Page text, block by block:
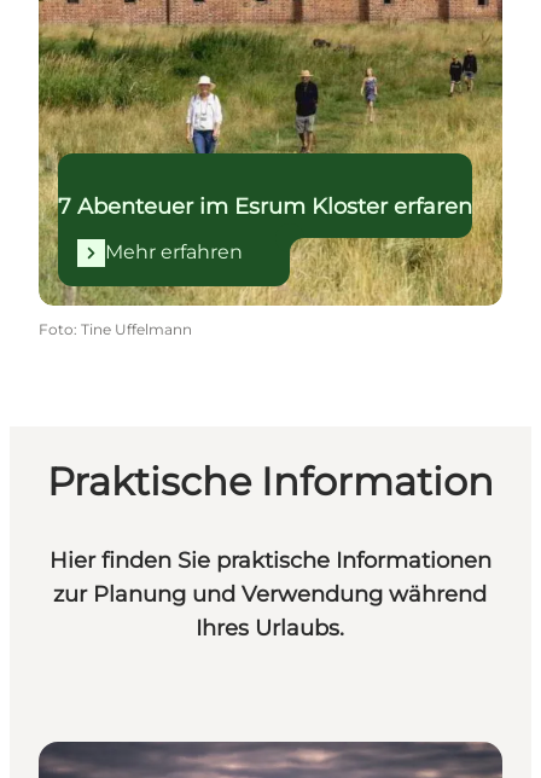
7 Abenteuer im Esrum Kloster erfaren
Mehr erfahren
Foto: Tine Uffelmann
Praktische Information
Hier finden Sie praktische Informationen
zur Planung und Verwendung während
Ihres Urlaubs.